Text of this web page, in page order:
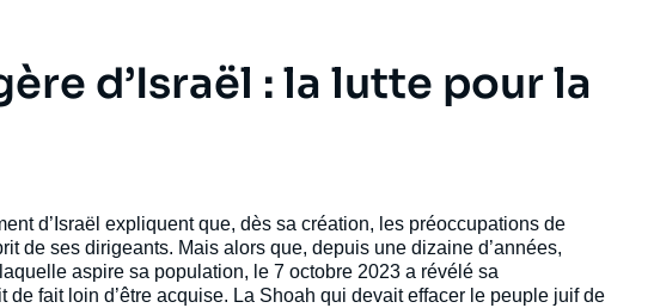
d’Israël : la lutte pour la
d’Israël expliquent que, dès sa création, les préoccupations de
de ses dirigeants. Mais alors que, depuis une dizaine d’années,
aspire sa population, le 7 octobre 2023 a révélé sa
fait loin d’être acquise. La Shoah qui devait effacer le peuple juif de